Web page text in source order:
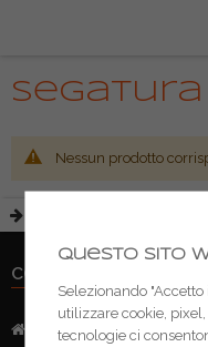
Segatura
Nessun prodotto
CONTATTI
Indirizzo:Via Mazzini, 52
Questo sito
Selezionando
utilizzare cookie,
tecnologie ci